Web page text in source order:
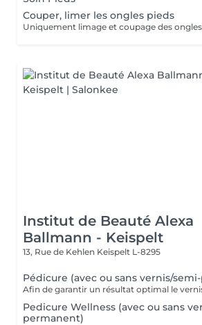
Couper, limer les ongles pieds
Uniquement limage et coupage des
Institut de Beauté Alexa
Ballmann - Keispelt
13, Rue de Kehlen Keispelt L-8295
Pédicure (avec ou sans vernis/
Pedicure Wellness (avec ou sans
permanent)